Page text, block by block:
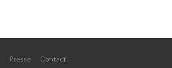
Presse Contact